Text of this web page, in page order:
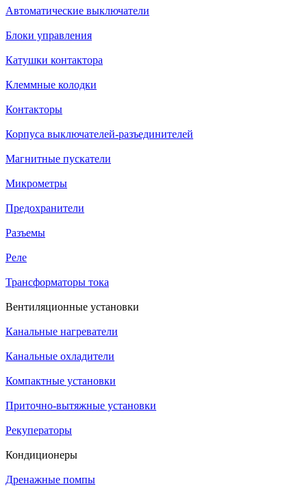
Автоматические выключатели
Блоки управления
Катушки контактора
Клеммные колодки
Контакторы
Корпуса выключателей-разъединителей
Магнитные пускатели
Микрометры
Предохранители
Разъемы
Реле
Трансформаторы тока
Вентиляционные установки
Канальные нагреватели
Канальные охладители
Компактные установки
Приточно-вытяжные установки
Рекуператоры
Кондиционеры
Дренажные помпы